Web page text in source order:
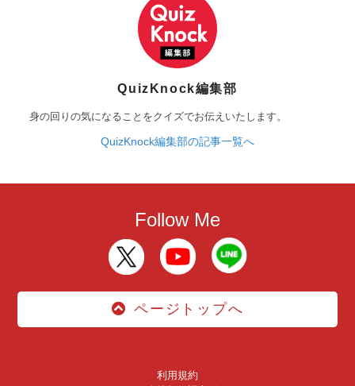
QuizKnock編集部
身の回りの気になることをクイズでお伝えいたします。
QuizKnock編集部の記事一覧へ
Follow Me
ページトップへ
利用規約